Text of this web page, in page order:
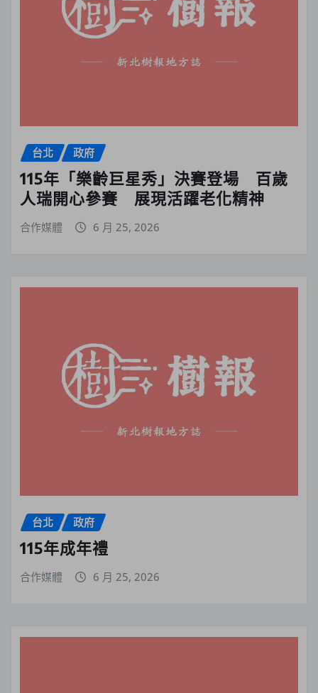
台北 政府
115年「樂齡巨星秀」決賽登場 百歲
人瑞開心參賽 展現活躍老化精神
合作媒體 6 月 25, 2026
台北 政府
115年成年禮
合作媒體 6 月 25, 2026